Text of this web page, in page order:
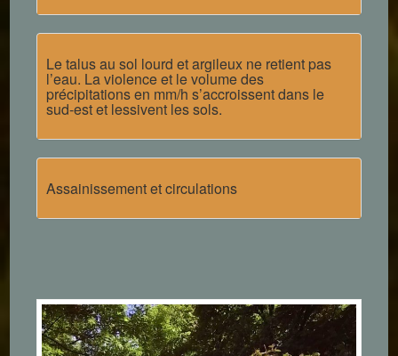
Le talus au sol lourd et argileux ne retient pas
l’eau. La violence et le volume des
précipitations en mm/h s’accroissent dans le
sud-est et lessivent les sols.
Assainissement et circulations